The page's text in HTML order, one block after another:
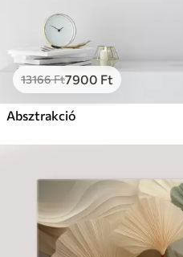
13166Ft7900 Ft
Absztrakció